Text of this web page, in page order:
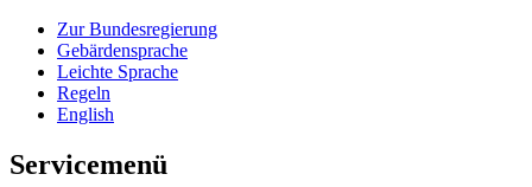
Zur Bun­des­re­gie­rung
Ge­bär­den­spra­che
Leich­te Spra­che
Re­geln
English
Servicemenü